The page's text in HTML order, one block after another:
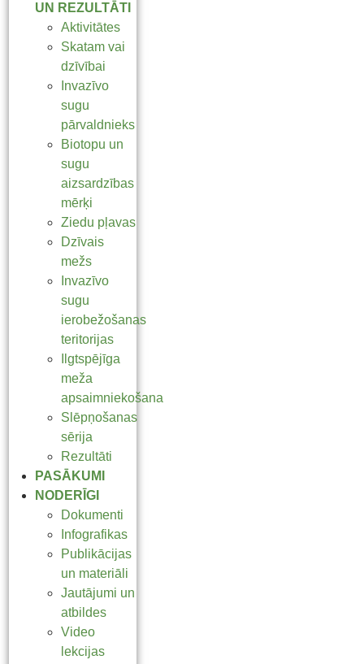
UN REZULTĀTI
Aktivitātes
Skatam vai
dzīvībai
Invazīvo
sugu
pārvaldnieks
Biotopu un
sugu
aizsardzības
mērķi
Ziedu pļavas
Dzīvais
mežs
Invazīvo
sugu
ierobežošanas
teritorijas
Ilgtspējīga
meža
apsaimniekošana
Slēpņošanas
sērija
Rezultāti
PASĀKUMI
NODERĪGI
Dokumenti
Infografikas
Publikācijas
un materiāli
Jautājumi un
atbildes
Video
lekcijas